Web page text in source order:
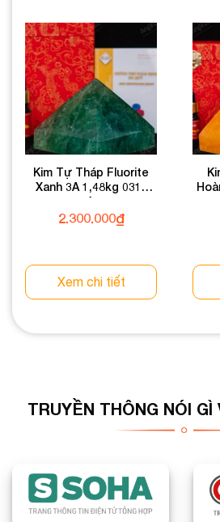
Kim Tự Tháp Fluorite
Xanh 3A 1,48kg 031-
0133A-1,48
2.300.000₫
Xem chi tiết
TRUYỀN THÔNG NÓI GÌ